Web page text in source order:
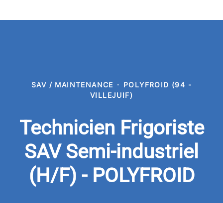
SAV / MAINTENANCE · POLYFROID (94 -
VILLEJUIF)
Technicien Frigoriste
SAV Semi-industriel
(H/F) - POLYFROID